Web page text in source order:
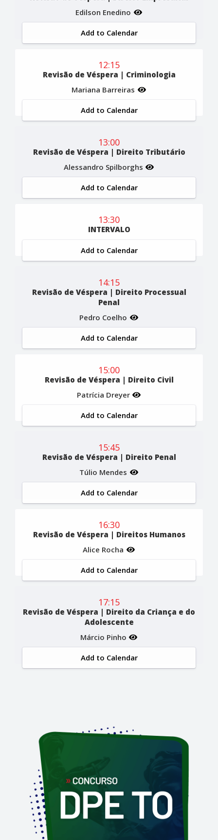
Edilson Enedino
Add to Calendar
12:15
Revisão de Véspera | Criminologia
Mariana Barreiras
Add to Calendar
13:00
Revisão de Véspera | Direito Tributário
Alessandro Spilborghs
Add to Calendar
13:30
INTERVALO
Add to Calendar
14:15
Revisão de Véspera | Direito Processual
Penal
Pedro Coelho
Add to Calendar
15:00
Revisão de Véspera | Direito Civil
Patrícia Dreyer
Add to Calendar
15:45
Revisão de Véspera | Direito Penal
Túlio Mendes
Add to Calendar
16:30
Revisão de Véspera | Direitos Humanos
Alice Rocha
Add to Calendar
17:15
Revisão de Véspera | Direito da Criança e do
Adolescente
Márcio Pinho
Add to Calendar